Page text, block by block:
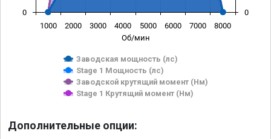
Об/мин
Заводская мощность (лс)
Stage 1 Мощность (лс)
Заводской крутящий момент (Нм)
Stage 1 Крутящий момент (Нм)
1000 2000 3000 4000 5000 6000 7000 8000
0 0
Дополнительные опции: